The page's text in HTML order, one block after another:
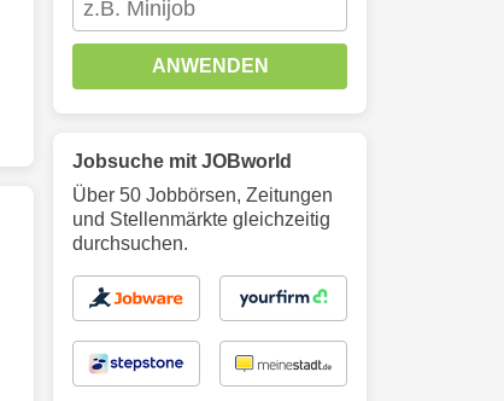
ANWENDEN
Jobsuche mit JOBworld
Über 50 Jobbörsen, Zeitungen
und Stellenmärkte gleichzeitig
durchsuchen.